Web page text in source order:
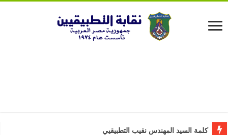
كلمة السيد المهندس نقيب التطبيقيين بمناسبة عيد